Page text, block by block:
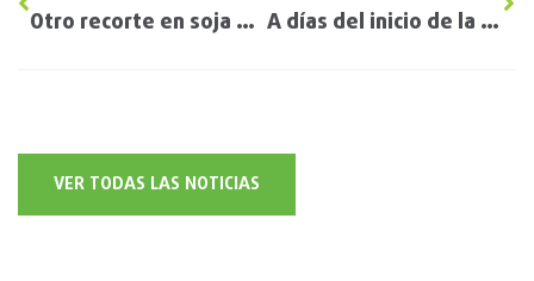
Otro recorte en soja por sequía: la cosecha de la región será solo el 20% de lo que se esperaba producir A días del inicio de la nueva campaña: ¿habrá faltantes de productos para el trigo?
VER TODAS LAS NOTICIAS